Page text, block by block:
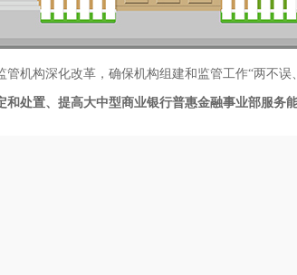
机构深化改革，确保机构组建和监管工作“两不误
处置、提高大中型商业银行普惠金融事业部服务能